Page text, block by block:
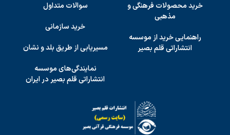
خرید محصولات فرهنگی و
مذهبی
راهنمایی خرید از موسسه
انتشاراتی قلم بصیر
سوالات متداول
خرید سازمانی
مسیریابی از طریق بلد و نشان
نمایندگی‌های موسسه
انتشاراتی قلم بصیر در ایران